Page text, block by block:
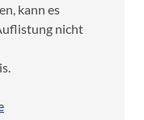
kann es
nicht